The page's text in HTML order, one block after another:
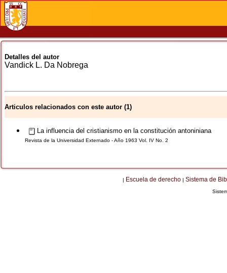
Detalles del autor
Vandick L. Da Nobrega
Articulos relacionados con este autor (1)
La influencia del cristianismo en la constitución antoniniana
Revista de la Universidad Externado - Año 1963 Vol. IV No. 2
| Escuela de derecho | Sistema de